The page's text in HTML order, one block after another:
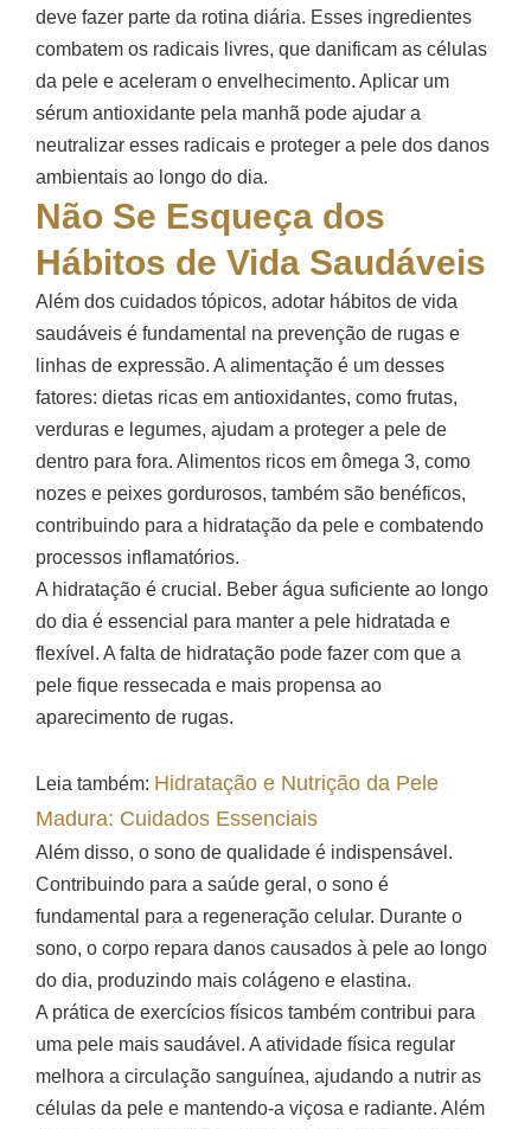
deve fazer parte da rotina diária. Esses ingredientes
combatem os radicais livres, que danificam as células
da pele e aceleram o envelhecimento. Aplicar um
sérum antioxidante pela manhã pode ajudar a
neutralizar esses radicais e proteger a pele dos danos
ambientais ao longo do dia.
Não Se Esqueça dos
Hábitos de Vida Saudáveis
Além dos cuidados tópicos, adotar hábitos de vida
saudáveis é fundamental na prevenção de rugas e
linhas de expressão. A alimentação é um desses
fatores: dietas ricas em antioxidantes, como frutas,
verduras e legumes, ajudam a proteger a pele de
dentro para fora. Alimentos ricos em ômega 3, como
nozes e peixes gordurosos, também são benéficos,
contribuindo para a hidratação da pele e combatendo
processos inflamatórios.
A hidratação é crucial. Beber água suficiente ao longo
do dia é essencial para manter a pele hidratada e
flexível. A falta de hidratação pode fazer com que a
pele fique ressecada e mais propensa ao
aparecimento de rugas.
Leia também: Hidratação e Nutrição da Pele
Madura: Cuidados Essenciais
Além disso, o sono de qualidade é indispensável.
Contribuindo para a saúde geral, o sono é
fundamental para a regeneração celular. Durante o
sono, o corpo repara danos causados à pele ao longo
do dia, produzindo mais colágeno e elastina.
A prática de exercícios físicos também contribui para
uma pele mais saudável. A atividade física regular
melhora a circulação sanguínea, ajudando a nutrir as
células da pele e mantendo-a viçosa e radiante. Além